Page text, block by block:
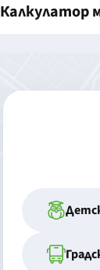
Калкулатор